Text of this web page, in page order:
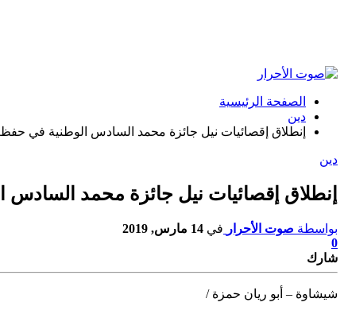
الصفحة الرئيسية
دين
إنطلاق إقصائيات نيل جائزة محمد السادس الوطنية في حفظ
دين
إنطلاق إقصائيات نيل جائزة محمد السادس
بواسطة صوت الأحرار في 14 مارس, 2019
0
شارك
شيشاوة – أبو ريان حمزة /